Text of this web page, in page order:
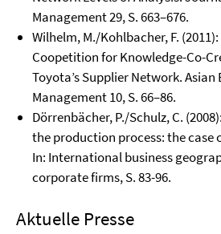
Management 29, S. 663–676.
Wilhelm, M./Kohlbacher, F.
Coopetition for Knowledge-Co-
Toyota’s Supplier Network. Asian
Management 10, S. 66–86.
Dörrenbächer, P./Schulz, C.
the production process: the case
In: International business
corporate firms, S. 83-96.
Aktuelle Presse